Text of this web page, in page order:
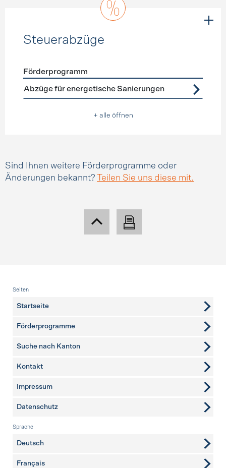
Steuerabzüge
Förderprogramme Steuerabzüge
Förderprogramm
Abzüge für energetische Sanierungen
+ alle öffnen
Sind Ihnen weitere Förderprogramme oder
Änderungen bekannt?
Teilen Sie uns diese mit.
Fusszeile
Seiten
Startseite
Förderprogramme
Suche nach Kanton
weitere Seiten
Kontakt
Impressum
Datenschutz
Sprache
Deutsch
Français